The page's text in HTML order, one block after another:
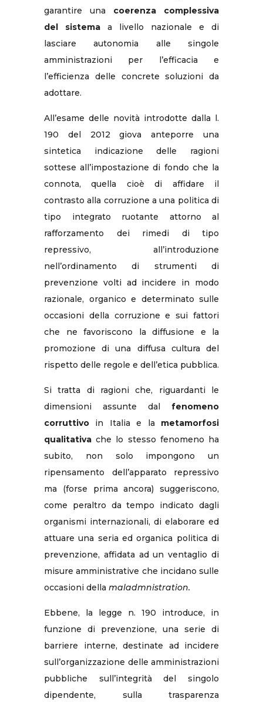
garantire una coerenza complessiva
del sistema a livello nazionale e di
lasciare autonomia alle singole
amministrazioni per l’efficacia e
l’efficienza delle concrete soluzioni da
adottare.
All’esame delle novità introdotte dalla l.
190 del 2012 giova anteporre una
sintetica indicazione delle ragioni
sottese all’impostazione di fondo che la
connota, quella cioè di affidare il
contrasto alla corruzione a una politica di
tipo integrato ruotante attorno al
rafforzamento dei rimedi di tipo
repressivo, all’introduzione
nell’ordinamento di strumenti di
prevenzione volti ad incidere in modo
razionale, organico e determinato sulle
occasioni della corruzione e sui fattori
che ne favoriscono la diffusione e la
promozione di una diffusa cultura del
rispetto delle regole e dell’etica pubblica.
Si tratta di ragioni che, riguardanti le
dimensioni assunte dal fenomeno
corruttivo in Italia e la metamorfosi
qualitativa che lo stesso fenomeno ha
subito, non solo impongono un
ripensamento dell’apparato repressivo
ma (forse prima ancora) suggeriscono,
come peraltro da tempo indicato dagli
organismi internazionali, di elaborare ed
attuare una seria ed organica politica di
prevenzione, affidata ad un ventaglio di
misure amministrative che incidano sulle
occasioni della maladmnistration.
Ebbene, la legge n. 190 introduce, in
funzione di prevenzione, una serie di
barriere interne, destinate ad incidere
sull’organizzazione delle amministrazioni
pubbliche sull’integrità del singolo
dipendente, sulla trasparenza